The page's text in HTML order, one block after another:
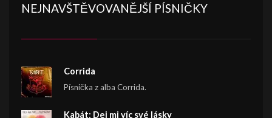
NEJNAVŠTĚVOVANĚJŠÍ PÍSNIČKY
Corrida
Písnička z alba Corrida.
Kabát: Dej mi víc své lásky